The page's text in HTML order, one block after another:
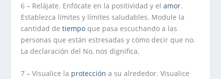
6 – Relájate. Enfócate en la positividad y elamor.
Establezca límites y límites saludables. Module la
cantidad detiempo que pasa escuchando a las
personas que están estresadas y cómo decir que no.
La declaración del No, nos dignifica.
7 – Visualice la protección a su alrededor. Visualice